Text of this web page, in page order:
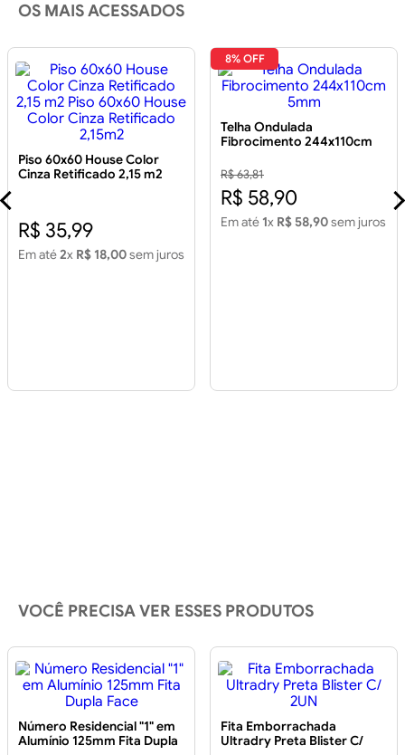
OS MAIS ACESSADOS
Piso 60x60 House Color
Cinza Retificado 2,15 m2
R$ 35,99
Em até2x R$ 18,00sem juros
8% OFF
Telha Ondulada
Fibrocimento 244x110cm
R$ 63,81
R$ 58,90
Em até 1x R$ 58,90sem juros
VOCÊ PRECISA VER ESSES PRODUTOS
Número Residencial "1" em
Alumínio 125mm Fita Dupla
Fita Emborrachada
Ultradry Preta Blister C/